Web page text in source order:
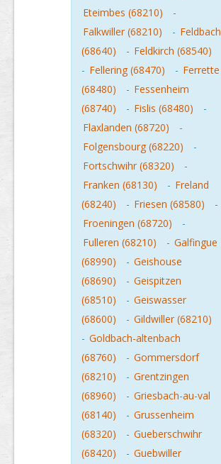
Eteimbes (68210)
-
Falkwiller (68210)
- Feldbach
(68640)
- Feldkirch (68540)
- Fellering (68470) - Ferrette
(68480)
- Fessenheim
(68740)
- Fislis (68480)
-
Flaxlanden (68720)
-
Folgensbourg (68220)
-
Fortschwihr (68320)
-
Franken (68130)
- Freland
(68240)
- Friesen (68580)
-
Froeningen (68720)
-
Fulleren (68210)
- Galfingue
(68990)
- Geishouse
(68690)
- Geispitzen
(68510)
- Geiswasser
(68600)
- Gildwiller (68210)
- Goldbach-altenbach
(68760)
- Gommersdorf
(68210)
- Grentzingen
(68960)
- Griesbach-au-val
(68140)
- Grussenheim
(68320)
- Gueberschwihr
(68420)
- Guebwiller